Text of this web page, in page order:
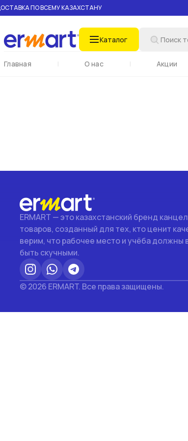
ПО ВСЕМУ КАЗАХСТАНУ
Каталог Поиск по
Главная | О нас | Акции
ERMART — это казахстанский бренд
товаров, созданный для тех, кто ценит
верим, что рабочее место и учёба должны
быть скучными.
© 2026 ERMART. Все права защищены.